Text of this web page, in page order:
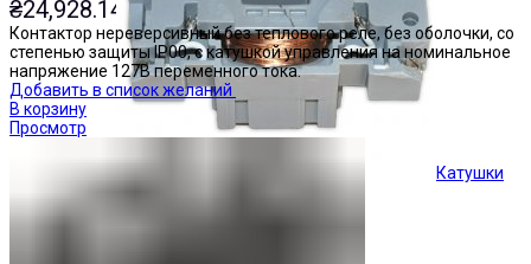
Катушки
Кнопки управления
₴24,928.14
Контактор нереверсивный без теплового реле, без оболочки, со
степенью защиты IP00, с катушкой управления на номинальное
напряжение 127В переменного тока.
Добавить в список желаний
В корзину
Просмотр